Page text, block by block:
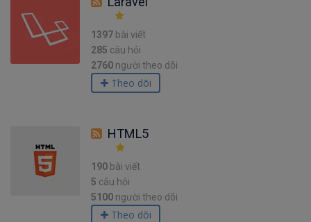
1397 bài viết
285 câu hỏi
2760 người theo dõi
Theo dõi
HTML5
190 bài viết
5 câu hỏi
5100 người theo dõi
Theo dõi